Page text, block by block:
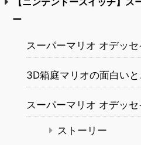
ー
スーパーマリオ オデッセ
3D箱庭マリオの面白いと
スーパーマリオ オデッ
ストーリー